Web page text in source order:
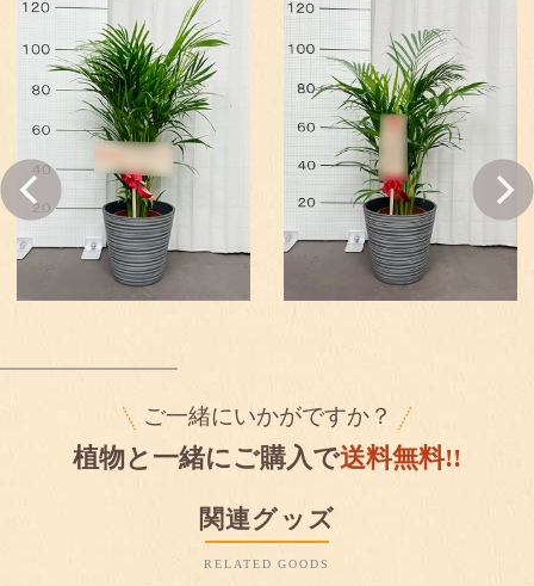
ご一緒にいかがですか？
植物と一緒にご購入で送料無料!!
関連グッズ
RELATED GOODS